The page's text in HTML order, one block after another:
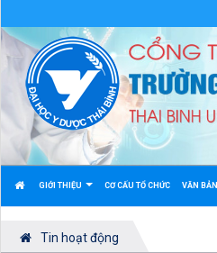
GIỚI THIỆU CƠ CẤU TỔ CHỨC VĂN BẢN
Tin hoạt động